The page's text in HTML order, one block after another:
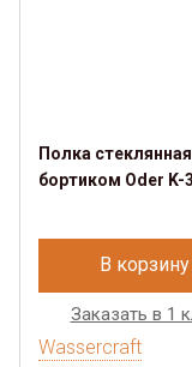
Полка
бортиком Oder K-
В корзину
Заказать в 1
Wassercraft